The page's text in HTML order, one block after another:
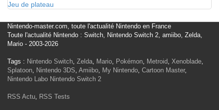
Jeu de plateau
Nintendo-master.com, toute l'actualité Nintendo en France
Toute l'actualité Nintendo : Switch, Nintendo Switch 2, amiibo, Zelda,
Mario - 2003-2026
Tags : Nintendo Switch, Zelda, Mario, Pokémon, Metroid, Xenoblade,
Splatoon, Nintendo 3DS, Amiibo, My Nintendo, Cartoon Master,
Nintendo Labo Nintendo Switch 2
RSS Actu, RSS Tests